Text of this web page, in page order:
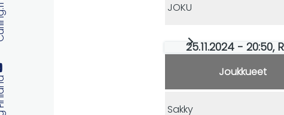
JOKU
25.11.2024 - 20:50,
Joukkueet
Sakky